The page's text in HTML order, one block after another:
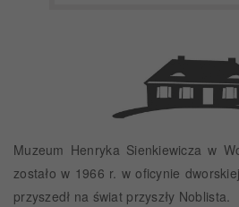
Muzeum Henryka Sienkiewicza w
zostało w 1966 r. w oficynie
przyszedł na świat przyszły Noblista.